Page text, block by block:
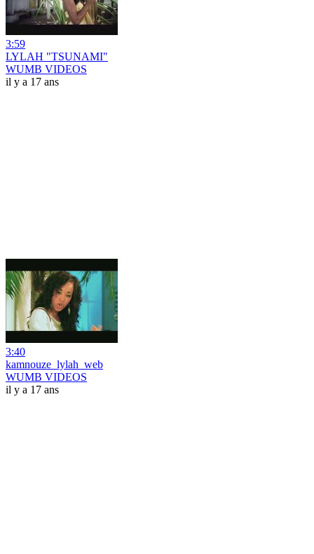
3:59
LYLAH "TSUNAMI"
WUMB VIDEOS
il y a 17 ans
3:40
kamnouze_lylah_web
WUMB VIDEOS
il y a 17 ans